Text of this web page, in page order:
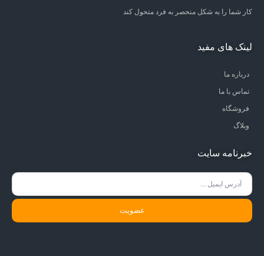
کار شما را به شکل منحصر به فرد متحول کند
لینک های مفید
درباره ما
تماس با ما
فروشگاه
وبلاگ
خبرنامه سایت
عضویت